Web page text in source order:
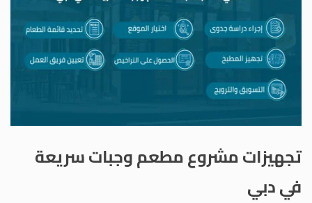
تجهيزات مشروع مطعم وجبات سريعة
في دبي